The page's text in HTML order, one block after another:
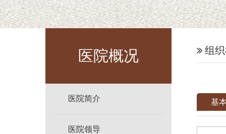
医院概况
医院简介
医院领导
组
基